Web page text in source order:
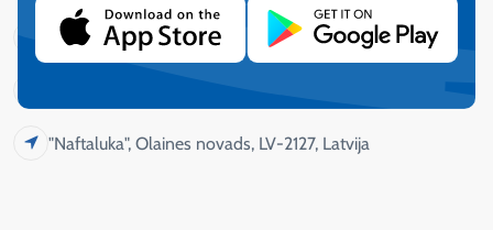
+371 29294259
marketings@crosschem.lv
"Naftaluka", Olaines novads, LV-2127, Latvija